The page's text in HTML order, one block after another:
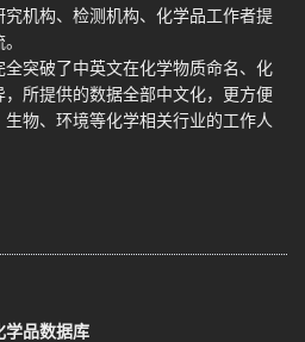
机构、检测机构、化学品工作者提
突破了中英文在化学物质命名、化
所提供的数据全部中文化，更方便
物、环境等化学相关行业的工作人
学品数据库